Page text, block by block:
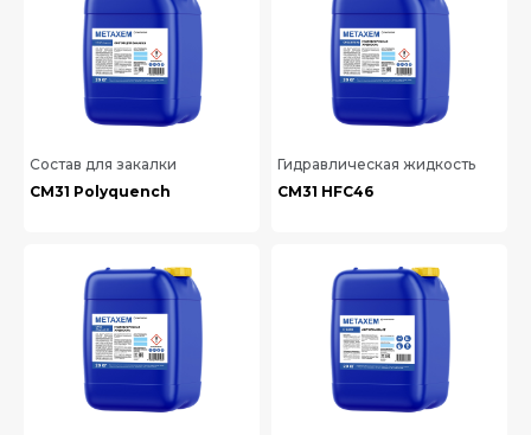
Состав для закалки
СМ31 Polyquench
Гидравлическая жидкость
СМ31 HFC46